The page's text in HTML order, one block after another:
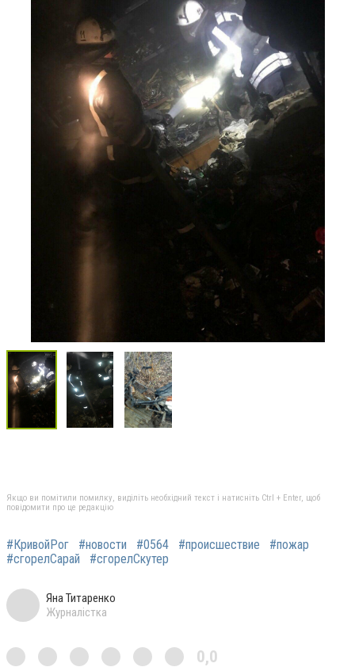
Якщо ви помітили помилку, виділіть необхідний текст і натисніть Ctrl + Enter, щоб
повідомити про це редакцію
#КривойРог #новости #0564 #происшествие
#пожар
#сгорелСарай
#сгорелСкутер
Яна Титаренко
Журналістка
0,0